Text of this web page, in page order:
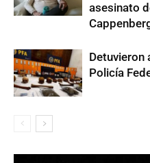
asesinato
Detuvieron
Policía